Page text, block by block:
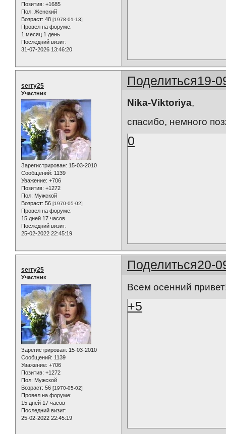
Позитив: +1685
Пол: Женский
Возраст: 48 [1978-01-13]
Провел на форуме:
1 месяц 1 день
Последний визит:
31-07-2026 13:46:20
Поделиться19-
serry25
Участник
Зарегистрирован: 15-03-2010
Сообщений: 1139
Уважение: +706
Позитив: +1272
Пол: Мужской
Возраст: 56 [1970-05-02]
Провел на форуме:
15 дней 17 часов
Последний визит:
25-02-2022 22:45:19
Nika-Viktoriya,
спасибо, немного
0
Поделиться20-
serry25
Участник
Зарегистрирован: 15-03-2010
Сообщений: 1139
Уважение: +706
Позитив: +1272
Пол: Мужской
Возраст: 56 [1970-05-02]
Провел на форуме:
15 дней 17 часов
Последний визит:
25-02-2022 22:45:19
Всем осенний
+5